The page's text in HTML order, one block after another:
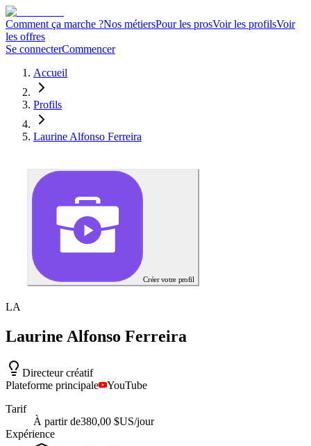
Comment ça marche ?Nos métiersPour les prosVoir les profilsVoir
les offres
Se connecterCommencer
Accueil
Profils
Laurine Alfonso Ferreira
Créer votre profil
LA
Laurine Alfonso Ferreira
Directeur créatif
Plateforme principale
YouTube
Tarif
À partir de380,00 $US/jour
Expérience